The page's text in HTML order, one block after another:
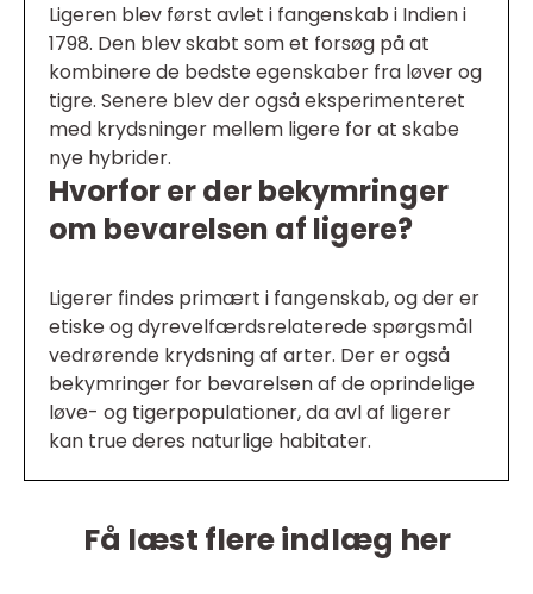
Ligeren blev først avlet i fangenskab i Indien i
1798. Den blev skabt som et forsøg på at
kombinere de bedste egenskaber fra løver og
tigre. Senere blev der også eksperimenteret
med krydsninger mellem ligere for at skabe
nye hybrider.
Hvorfor er der bekymringer
om bevarelsen af ligere?
Ligerer findes primært i fangenskab, og der er
etiske og dyrevelfærdsrelaterede spørgsmål
vedrørende krydsning af arter. Der er også
bekymringer for bevarelsen af de oprindelige
løve- og tigerpopulationer, da avl af ligerer
kan true deres naturlige habitater.
Få læst flere indlæg her